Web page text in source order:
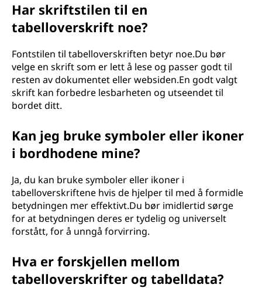
Har skriftstilen til en
tabelloverskrift noe?
Fontstilen til tabelloverskriften betyr noe.Du bør
velge en skrift som er lett å lese og passer godt til
resten av dokumentet eller websiden.En godt valgt
skrift kan forbedre lesbarheten og utseendet til
bordet ditt.
Kan jeg bruke symboler eller ikoner
i bordhodene mine?
Ja, du kan bruke symboler eller ikoner i
tabelloverskriftene hvis de hjelper til med å formidle
betydningen mer effektivt.Du bør imidlertid sørge
for at betydningen deres er tydelig og universelt
forstått, for å unngå forvirring.
Hva er forskjellen mellom
tabelloverskrifter og tabelldata?